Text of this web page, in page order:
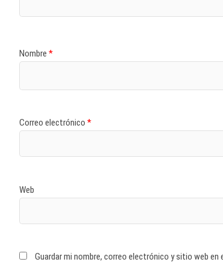
Nombre *
Correo electrónico *
Web
Guardar mi nombre, correo electrónico y sitio web